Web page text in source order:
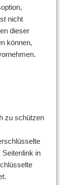
nicht
dieser
können,
zu schützen
Seitenlink in